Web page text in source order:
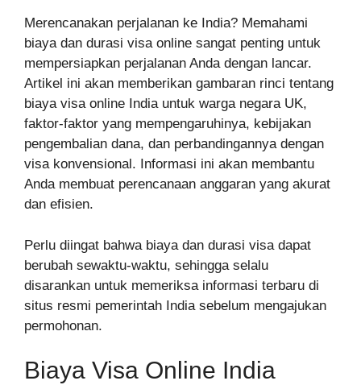
Merencanakan perjalanan ke India? Memahami
biaya dan durasi visa online sangat penting untuk
mempersiapkan perjalanan Anda dengan lancar.
Artikel ini akan memberikan gambaran rinci tentang
biaya visa online India untuk warga negara UK,
faktor-faktor yang mempengaruhinya, kebijakan
pengembalian dana, dan perbandingannya dengan
visa konvensional. Informasi ini akan membantu
Anda membuat perencanaan anggaran yang akurat
dan efisien.
Perlu diingat bahwa biaya dan durasi visa dapat
berubah sewaktu-waktu, sehingga selalu
disarankan untuk memeriksa informasi terbaru di
situs resmi pemerintah India sebelum mengajukan
permohonan.
Biaya Visa Online India